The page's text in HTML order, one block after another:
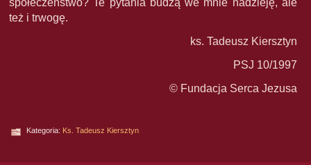
też i trwogę.
ks. Tadeusz Kiersztyn
PSJ 10/1997
© Fundacja Serca Jezusa
Kategoria: Ks. Tadeusz Kiersztyn